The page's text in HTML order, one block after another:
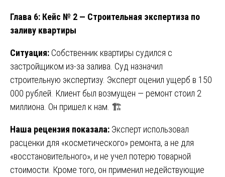
Глава 6: Кейс № 2 — Строительная экспертиза по
заливу квартиры
Ситуация: Собственник квартиры судился с
застройщиком из-за залива. Суд назначил
строительную экспертизу. Эксперт оценил ущерб в 150
000 рублей. Клиент был возмущен — ремонт стоил 2
миллиона. Он пришел к нам. 🏗️
Наша рецензия показала: Эксперт использовал
расценки для «косметического» ремонта, а не для
«восстановительного», и не учел потерю товарной
стоимости. Кроме того, он применил недействующие